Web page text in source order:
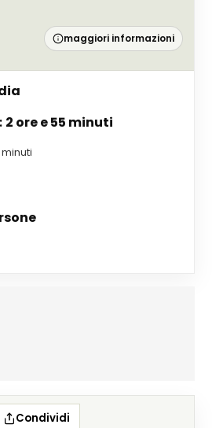
maggiori informazioni
: 2 ore e 55 minuti
Condividi